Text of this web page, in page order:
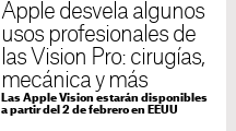
Apple desvela algunos
usos profesionales de
las Vision Pro: cirugías,
mecánica y más
Las Apple Vision estarán disponibles
a partir del 2 de febrero en EEUU